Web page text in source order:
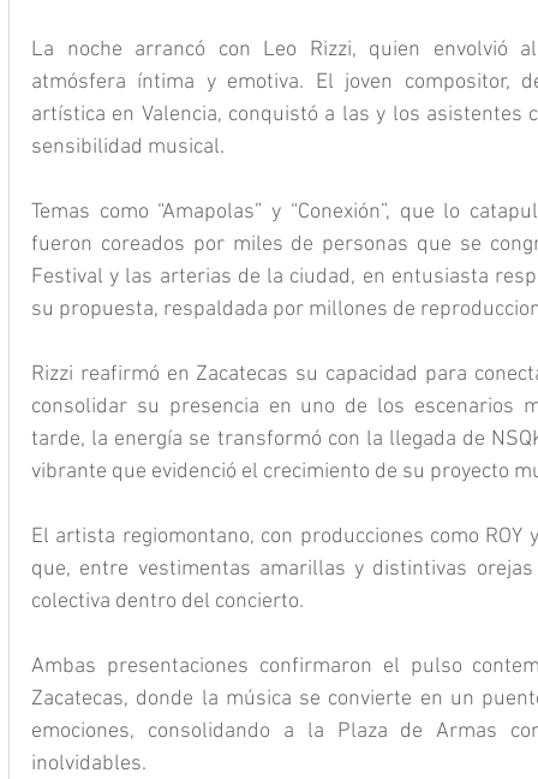
La noche arrancó con Leo Rizzi, quien envolvió
atmósfera íntima y emotiva. El joven compositor,
artística en Valencia, conquistó a las y los asistentes
sensibilidad musical.
Temas como “Amapolas” y “Conexión”, que lo
fueron coreados por miles de personas que se
Festival y las arterias de la ciudad, en entusiasta
su propuesta, respaldada por millones de
Rizzi reafirmó en Zacatecas su capacidad para
consolidar su presencia en uno de los escenarios
tarde, la energía se transformó con la llegada de
vibrante que evidenció el crecimiento de su proyecto
El artista regiomontano, con producciones como ROY
que, entre vestimentas amarillas y distintivas
colectiva dentro del concierto.
Ambas presentaciones confirmaron el pulso
Zacatecas, donde la música se convierte en un
emociones, consolidando a la Plaza de Armas
inolvidables.